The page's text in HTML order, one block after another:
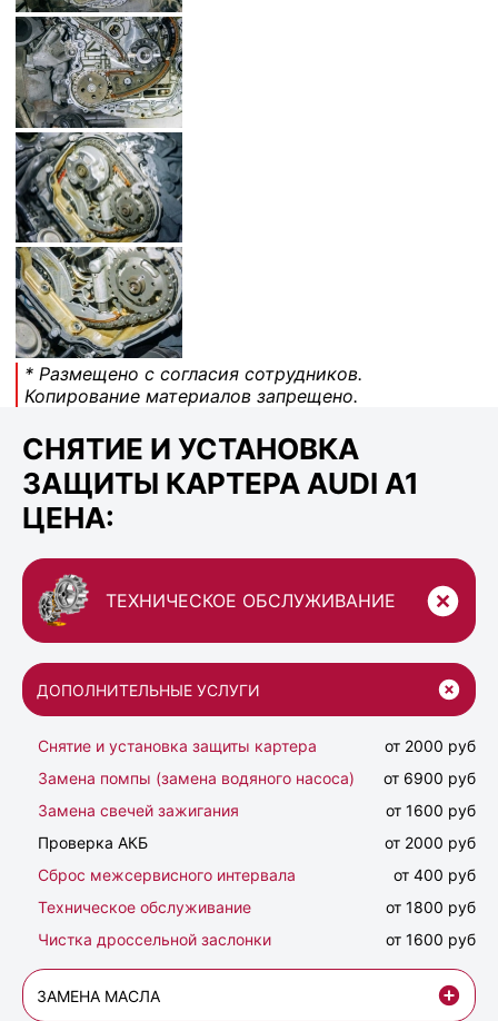
* Размещено с согласия сотрудников.
Копирование материалов запрещено.
СНЯТИЕ И УСТАНОВКА
ЗАЩИТЫ КАРТЕРА AUDI A1
ЦЕНА:
ТЕХНИЧЕСКОЕ ОБСЛУЖИВАНИЕ
ДОПОЛНИТЕЛЬНЫЕ УСЛУГИ
Снятие и установка защиты картера
от 2000 руб
Замена помпы (замена водяного насоса)
от 6900 руб
Замена свечей зажигания
от 1600 руб
Проверка АКБ
от 2000 руб
Сброс межсервисного интервала
от 400 руб
Техническое обслуживание
от 1800 руб
Чистка дроссельной заслонки
от 1600 руб
ЗАМЕНА МАСЛА